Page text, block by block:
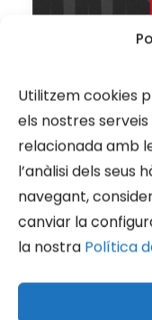
Utilitzem cookies
els nostres
relacionada amb
l’anàlisi dels seus
navegant,
canviar la
la nostra Política
THE
Diumenge